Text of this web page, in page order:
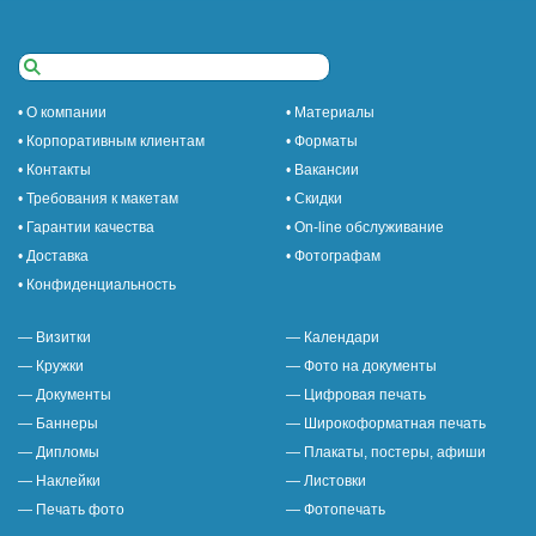
• О компании
• Материалы
• Корпоративным клиентам
• Форматы
• Контакты
• Вакансии
• Требования к макетам
• Скидки
• Гарантии качества
• On-line обслуживание
• Доставка
• Фотографам
• Конфиденциальность
— Визитки
— Календари
— Кружки
— Фото на документы
— Документы
— Цифровая печать
— Баннеры
— Широкоформатная печать
— Дипломы
— Плакаты, постеры, афиши
— Наклейки
— Листовки
— Печать фото
— Фотопечать